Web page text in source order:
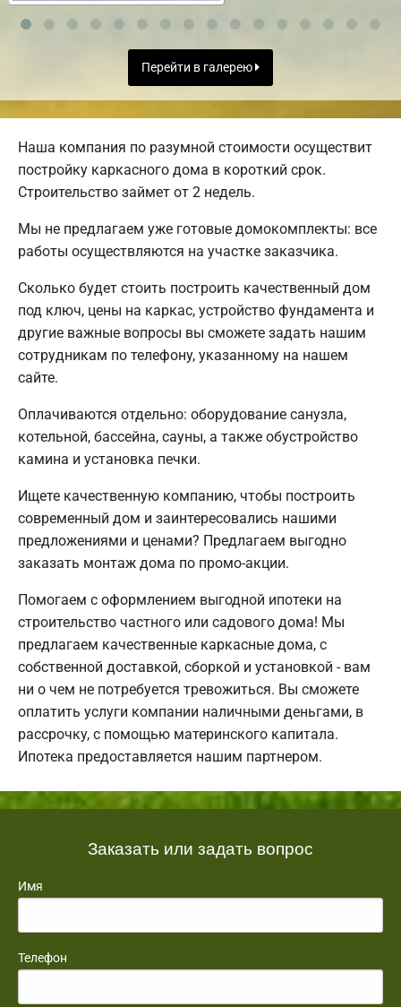
Перейти в галерею
Наша компания по разумной стоимости осуществит
постройку каркасного дома в короткий срок.
Строительство займет от 2 недель.
Мы не предлагаем уже готовые домокомплекты: все
работы осуществляются на участке заказчика.
Сколько будет стоить построить качественный дом
под ключ, цены на каркас, устройство фундамента и
другие важные вопросы вы сможете задать нашим
сотрудникам по телефону, указанному на нашем
сайте.
Оплачиваются отдельно: оборудование санузла,
котельной, бассейна, сауны, а также обустройство
камина и установка печки.
Ищете качественную компанию, чтобы построить
современный дом и заинтересовались нашими
предложениями и ценами? Предлагаем выгодно
заказать монтаж дома по промо-акции.
Помогаем с оформлением выгодной ипотеки на
строительство частного или садового дома! Мы
предлагаем качественные каркасные дома, с
собственной доставкой, сборкой и установкой - вам
ни о чем не потребуется тревожиться. Вы сможете
оплатить услуги компании наличными деньгами, в
рассрочку, с помощью материнского капитала.
Ипотека предоставляется нашим партнером.
Заказать или задать вопрос
Имя
Телефон